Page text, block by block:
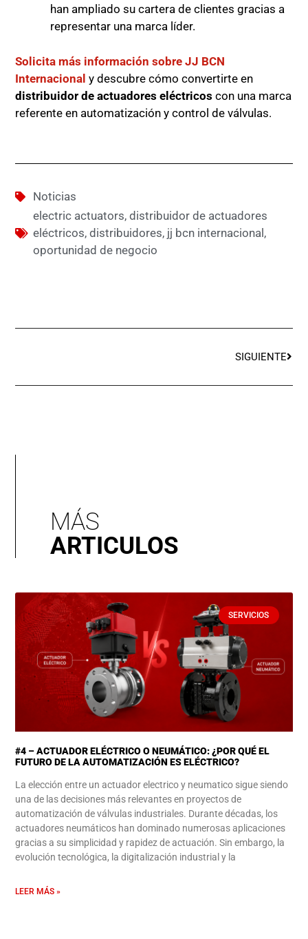
han ampliado su cartera de clientes gracias a
representar una marca líder.
Solicita más información sobre JJ BCN
Internacional y descubre cómo convertirte en
distribuidor de actuadores eléctricos con una marca
referente en automatización y control de válvulas.
Noticias
electric actuators,distribuidor de actuadores
eléctricos,distribuidores, jj bcn internacional ,
oportunidad de negocio
SIGUIENTE
MÁS
ARTICULOS
SERVICIOS
#4 – ACTUADOR ELÉCTRICO O NEUMÁTICO: ¿POR QUÉ EL
FUTURO DE LA AUTOMATIZACIÓN ES ELÉCTRICO?
La elección entre un actuador electrico y neumatico sigue siendo
una de las decisiones más relevantes en proyectos de
automatización de válvulas industriales. Durante décadas, los
actuadores neumáticos han dominado numerosas aplicaciones
gracias a su simplicidad y rapidez de actuación. Sin embargo, la
evolución tecnológica, la digitalización industrial y la
LEER MÁS »